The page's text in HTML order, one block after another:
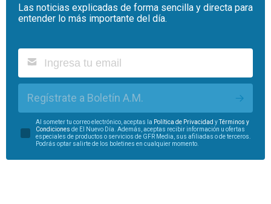
Las noticias explicadas de forma sencilla y directa para
entender lo más importante del día.
Regístrate a Boletín A.M.
Al someter tu correo electrónico, aceptas la Política de Privacidad y
Términos y
Condiciones de El Nuevo Día. Además, aceptas recibir información u ofertas
especiales de productos o servicios de GFR Media, sus afiliadas o de terceros.
Podrás optar salirte de los boletines en cualquier momento.